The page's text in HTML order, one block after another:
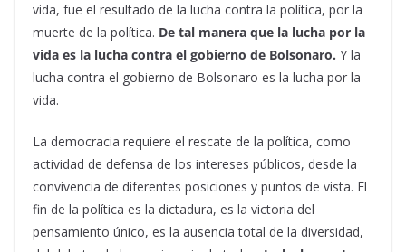
vida, fue el resultado de la lucha contra la política, por la
muerte de la política. De tal manera que la lucha por la
vida es la lucha contra el gobierno de Bolsonaro. Y la
lucha contra el gobierno de Bolsonaro es la lucha por la
vida.
La democracia requiere el rescate de la política, como
actividad de defensa de los intereses públicos, desde la
convivencia de diferentes posiciones y puntos de vista. El
fin de la política es la dictadura, es la victoria del
pensamiento único, es la ausencia total de la diversidad,